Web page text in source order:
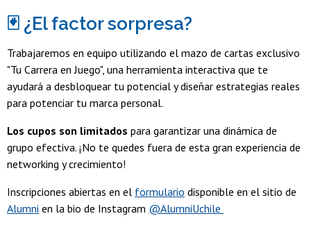
🃏 ¿El factor sorpresa?
Trabajaremos en equipo utilizando el mazo de cartas exclusivo
"Tu Carrera en Juego", una herramienta interactiva que te
ayudará a desbloquear tu potencial y diseñar estrategias reales
para potenciar tu marca personal.
Los cupos son limitados para garantizar una dinámica de
grupo efectiva. ¡No te quedes fuera de esta gran experiencia de
networking y crecimiento!
Inscripciones abiertas en el formulario disponible en el sitio de
Alumni en la bio de Instagram @AlumniUchile